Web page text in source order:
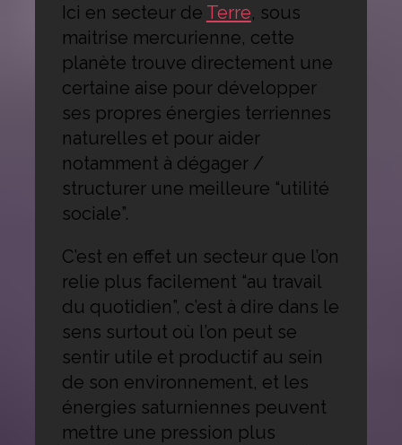
Ici en secteur de Terre, sous
maitrise mercurienne, cette
planète trouve directement une
certaine aise pour développer
ses propres énergies terriennes
naturelles et pour aider
notamment à dégager /
structurer une meilleure “utilité
sociale”.
C’est en effet un secteur que l’on
relie plus facilement “au travail
du quotidien”, c’est à dire dans le
sens surtout où l’on peut se
sentir utile et productif au sein
de son environnement, et les
énergies saturniennes peuvent
mettre une pression plus